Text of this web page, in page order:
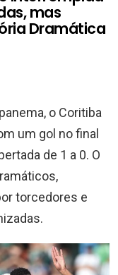
mas
Dramática
o Coritiba
um gol no final
de 1 a 0. O
torcedores e